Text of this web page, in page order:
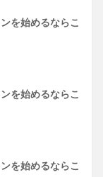
を始めるならこ
を始めるならこ
を始めるならこ